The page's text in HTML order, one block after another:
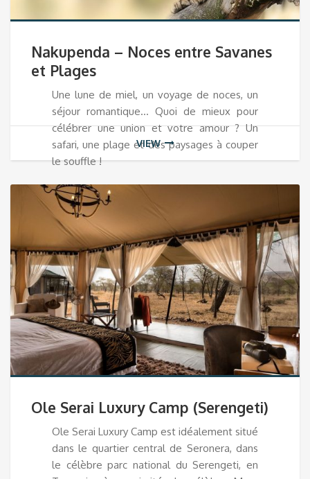
Nakupenda – Noces entre Savanes
et Plages
Une lune de miel, un voyage de noces, un
séjour romantique… Quoi de mieux pour
célébrer une union et votre amour ? Un
safari, une plage et des paysages à couper
le souffle !
VIEW
Ole Serai Luxury Camp (Serengeti)
Ole Serai Luxury Camp est idéalement situé
dans le quartier central de Seronera, dans
le célèbre parc national du Serengeti, en